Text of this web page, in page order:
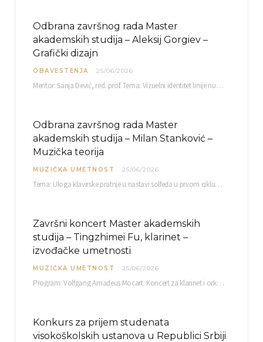
Odbrana završnog rada Master
akademskih studija – Aleksij Gorgiev –
Grafički dizajn
OBAVESTENJA 25/06/2026
Mentor: Sanja Dević, red. prof. Tema: Vizuelni identitet linije nutricionističkih proizvoda Vita+: Od ambalaže do multimedijalne komunikacije Petak, 03. 07.…
Odbrana završnog rada Master
akademskih studija – Milan Stanković –
Muzička teorija
MUZIČKA UMETNOST 25/06/2026
Tema: Uloga klavirske pratnje u nastavi solfeđa u prvom ciklusu osnovne muzičke škole Mentor…
Završni koncert Master akademskih
studija – Tingzhimei Fu, klarinet –
izvođačke umetnosti
MUZIČKA UMETNOST 25/06/2026
Program: Volfgang Amadeus Mocart: Koncert za klarinet i orkestar, A-dur Mentor Miloš Mijatović, redovni profesor…
Konkurs za prijem studenata
visokoškolskih ustanova u Republici Srbiji